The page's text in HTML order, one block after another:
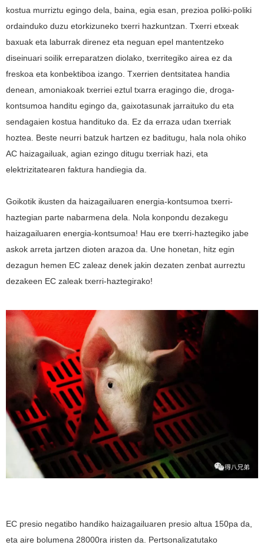
kostua murriztu egingo dela, baina, egia esan, prezioa poliki-poliki
ordainduko duzu etorkizuneko txerri hazkuntzan. Txerri etxeak
baxuak eta laburrak direnez eta neguan epel mantentzeko
diseinuari soilik erreparatzen diolako, txerritegiko airea ez da
freskoa eta konbektiboa izango. Txerrien dentsitatea handia
denean, amoniakoak txerriei eztul txarra eragingo die, droga-
kontsumoa handitu egingo da, gaixotasunak jarraituko du eta
sendagaien kostua handituko da. Ez da erraza udan txerriak
hoztea. Beste neurri batzuk hartzen ez baditugu, hala nola ohiko
AC haizagailuak, agian ezingo ditugu txerriak hazi, eta
elektrizitatearen faktura handiegia da.
Goikotik ikusten da haizagailuaren energia-kontsumoa txerri-
haztegian parte nabarmena dela. Nola konpondu dezakegu
haizagailuaren energia-kontsumoa! Hau ere txerri-haztegiko jabe
askok arreta jartzen dioten arazoa da. Une honetan, hitz egin
dezagun hemen EC zaleaz denek jakin dezaten zenbat aurreztu
dezakeen EC zaleak txerri-haztegirako!
EC presio negatibo handiko haizagailuaren presio altua 150pa da,
eta aire bolumena 28000ra iristen da. Pertsonalizatutako